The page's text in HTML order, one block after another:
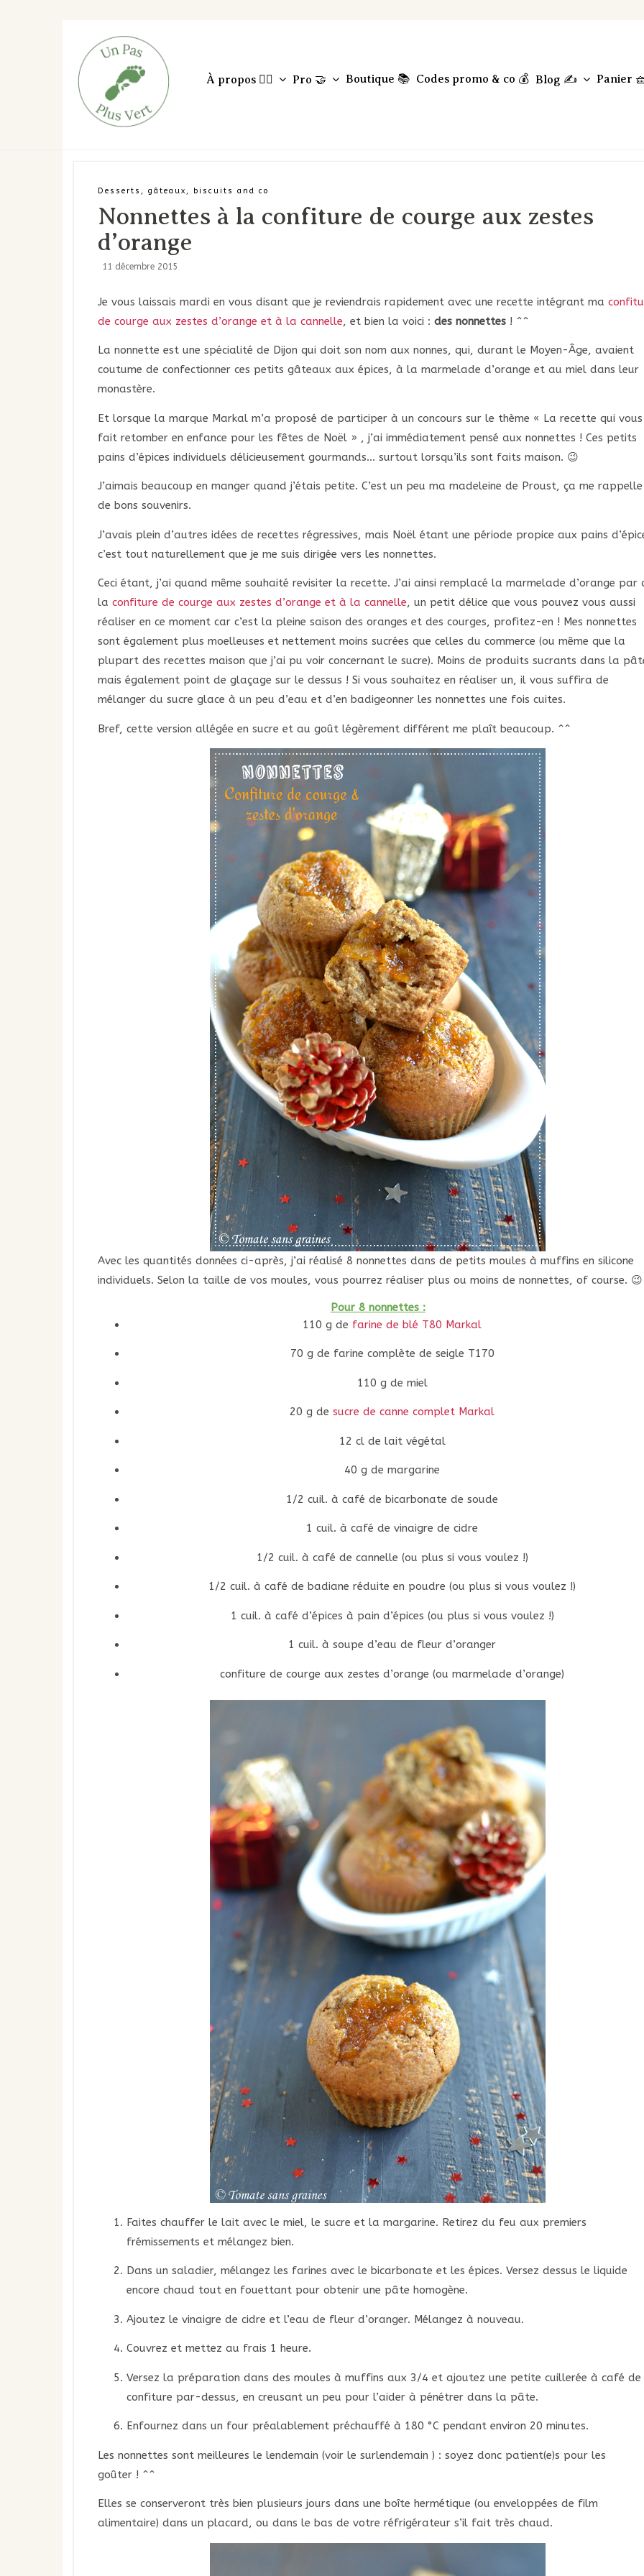
À propos 🙋‍♀️ Pro 🤝 Boutique 📚 Codes promo & co 💰 Blog ✍️ Panier
Desserts, gâteaux, biscuits and co
Nonnettes à la confiture de courge aux zestes
d’orange
11 décembre 2015
Je vous laissais mardi en vous disant que je reviendrais rapidement avec une recette intégrant ma
de courge aux zestes d’orange et à la cannelle, et bien la voici : des nonnettes! ^^
La nonnette est une spécialité de Dijon qui doit son nom aux nonnes, qui, durant le Moyen-Âge, avaient
coutume de confectionner ces petits gâteaux aux épices, à la marmelade d’orange et au miel dans leur
monastère.
Et lorsque la marque Markal m’a proposé de participer à un concours sur le thème « La recette qui vous
fait retomber en enfance pour les fêtes de Noël » , j’ai immédiatement pensé aux nonnettes ! Ces petits
pains d’épices individuels délicieusement gourmands… surtout lorsqu’ils sont faits maison. 😉
J’aimais beaucoup en manger quand j’étais petite. C’est un peu ma madeleine de Proust, ça me rappelle
de bons souvenirs.
J’avais plein d’autres idées de recettes régressives, mais Noël étant une période propice aux pains
c’est tout naturellement que je me suis dirigée vers les nonnettes.
Ceci étant, j’ai quand même souhaité revisiter la recette. J’ai ainsi remplacé la marmelade d’orange par
la confiture de courge aux zestes d’orange et à la cannelle, un petit délice que vous pouvez vous aussi
réaliser en ce moment car c’est la pleine saison des oranges et des courges, profitez-en ! Mes nonnettes
sont également plus moelleuses et nettement moins sucrées que celles du commerce (ou même que la
plupart des recettes maison que j’ai pu voir concernant le sucre). Moins de produits sucrants dans la
mais également point de glaçage sur le dessus ! Si vous souhaitez en réaliser un, il vous suffira de
mélanger du sucre glace à un peu d’eau et d’en badigeonner les nonnettes une fois cuites.
Bref, cette version allégée en sucre et au goût légèrement différent me plaît beaucoup. ^^
Avec les quantités données ci-après, j’ai réalisé 8 nonnettes dans de petits moules à muffins en silicone
individuels. Selon la taille de vos moules, vous pourrez réaliser plus ou moins de nonnettes, of course. 😉
Pour 8 nonnettes :
110 g de farine de blé T80 Markal
70 g de farine complète de seigle T170
110 g de miel
20 g desucre de canne complet Markal
12 cl de lait végétal
40 g de margarine
1/2 cuil. à café de bicarbonate de soude
1 cuil. à café de vinaigre de cidre
1/2 cuil. à café de cannelle (ou plus si vous voulez !)
1/2 cuil. à café de badiane réduite en poudre (ou plus si vous voulez !)
1 cuil. à café d’épices à pain d’épices (ou plus si vous voulez !)
1 cuil. à soupe d’eau de fleur d’oranger
confiture de courge aux zestes d’orange (ou marmelade d’orange)
Faites chauffer le lait avec le miel, le sucre et la margarine. Retirez du feu aux premiers
frémissements et mélangez bien.
Dans un saladier, mélangez les farines avec le bicarbonate et les épices. Versez dessus le liquide
encore chaud tout en fouettant pour obtenir une pâte homogène.
Ajoutez le vinaigre de cidre et l’eau de fleur d’oranger. Mélangez à nouveau.
Couvrez et mettez au frais 1 heure.
Versez la préparation dans des moules à muffins aux 3/4 et ajoutez une petite cuillerée à café de
confiture par-dessus, en creusant un peu pour l’aider à pénétrer dans la pâte.
Enfournez dans un four préalablement préchauffé à 180 °C pendant environ 20 minutes.
Les nonnettes sont meilleures le lendemain (voir le surlendemain ) : soyez donc patient(e)s pour les
goûter ! ^^
Elles se conserveront très bien plusieurs jours dans une boîte hermétique (ou enveloppées de film
alimentaire) dans un placard, ou dans le bas de votre réfrigérateur s’il fait très chaud.